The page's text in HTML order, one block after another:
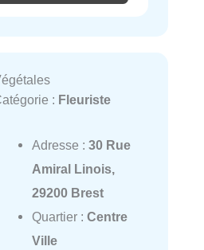
: Fleuriste
Adresse : 30 Rue
Amiral Linois,
29200 Brest
Quartier : Centre
Ville